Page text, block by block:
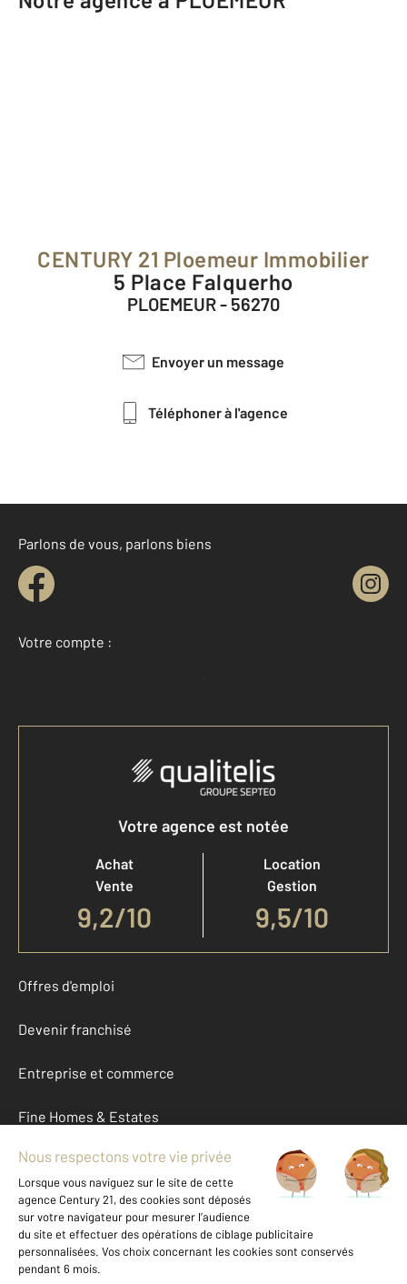
CENTURY 21 Ploemeur Immobilier
5 Place Falquerho
PLOEMEUR - 56270
Envoyer un message
Téléphoner à l'agence
Parlons de vous, parlons biens
Votre compte :
Accéder à mon compte
Votre agence est notée
Achat
Vente
9,2/10
Location
Gestion
9,5/10
Offres d'emploi
Devenir franchisé
Entreprise et commerce
Fine Homes & Estates
À propos
International
Nous contacter